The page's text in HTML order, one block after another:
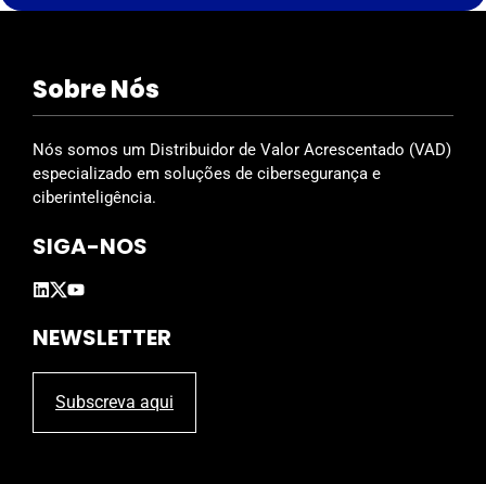
s
e
l
d
e
m
t
.
Sobre Nós
Nós somos um Distribuidor de Valor Acrescentado (VAD)
especializado em soluções de cibersegurança e
ciberinteligência.
SIGA-NOS
NEWSLETTER
Subscreva aqui